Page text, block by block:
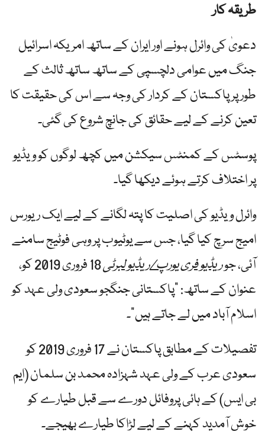
طریقہ کار
دعویٰ کی وائرل ہونے اور ایران کے ساتھ امریکہ اسرائیل
جنگ میں عوامی دلچسپی کے ساتھ ساتھ ثالث کے
طور پر پاکستان کے کردار کی وجہ سے اس کی حقیقت کا
تعین کرنے کے لیے حقائق کی جانچ شروع کی گئی۔
پوسٹس کے کمنٹس سیکشن میں کچھ لوگوں کو ویڈیو
پر اختلاف کرتے ہوئے دیکھا گیا۔
وائرل ویڈیو کی اصلیت کا پتہ لگانے کے لیے ایک ریورس
امیج سرچ کیا گیا، جس سے یوٹیوب پر وہی فوٹیج سامنے
آئی، جوریڈیو فری یورپ/ریڈیو لبرٹی
18 فروری 2019 کو،
عنوان کے ساتھ: "پاکستانی جنگجو سعودی ولی عہد کو
اسلام آباد میں لے جاتے ہیں”۔
تفصیلات کے مطابق پاکستان نے 17 فروری 2019 کو
سعودی عرب کے ولی عہد شہزادہ محمد بن سلمان (ایم
بی ایس) کے ہائی پروفائل دورے سے قبل طیارے کو
خوش آمدید کہنے کے لیے لڑاکا طیارے بھیجے۔